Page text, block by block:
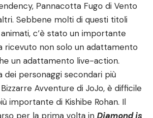
Pannacotta Fugo di Vento
Sebbene molti di questi titoli
c’è stato un importante
ricevuto non solo un adattamento
un adattamento live-action.
dei personaggi secondari più
Avventure di JoJo, è difficile
importante di Kishibe Rohan. Il
per la prima volta in Diamond is